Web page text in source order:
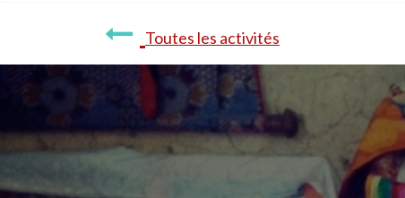
Toutes les activités